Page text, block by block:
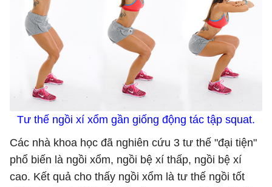
Tư thế ngồi xí xổm gần giống động tác tập squat.
Các nhà khoa học đã nghiên cứu 3 tư thế "đại tiện"
phổ biến là ngồi xổm, ngồi bệ xí thấp, ngồi bệ xí
cao. Kết quả cho thấy ngồi xổm là tư thế ngồi tốt